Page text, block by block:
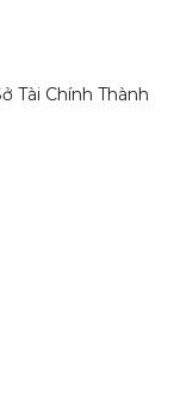
Tài Chính Thành